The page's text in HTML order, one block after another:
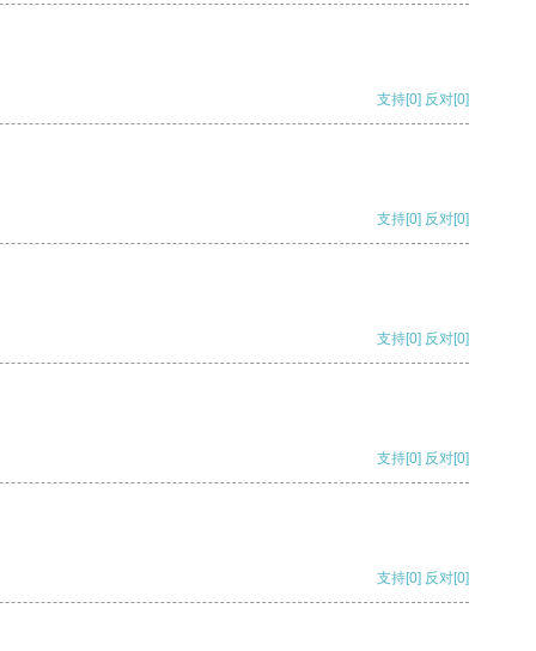
支持[0] 反对[0]
支持[0] 反对[0]
支持[0] 反对[0]
支持[0] 反对[0]
支持[0] 反对[0]